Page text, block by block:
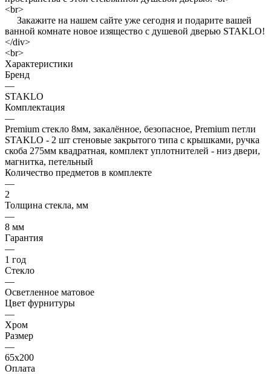
<br>
Закажите на нашем сайте уже сегодня и подарите вашей
ванной комнате новое изящество с душевой дверью STAKLO!
</div>
<br>
Характеристики
Бренд
—
STAKLO
Комплектация
—
Premium стекло 8мм, закалённое, безопасное, Premium петли
STAKLO - 2 шт стеновые закрытого типа с крышками, ручка
скоба 275мм квадратная, комплект уплотнителей - низ двери,
магнитка, петельный
Количество предметов в комплекте
—
2
Толщина стекла, мм
—
8 мм
Гарантия
—
1 год
Стекло
—
Осветленное матовое
Цвет фурнитуры
—
Хром
Размер
—
65x200
Оплата